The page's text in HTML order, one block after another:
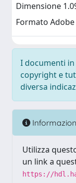
Dimensione
Formato Adobe
I documenti
copyright e
diversa
Utilizza
un link a
https://